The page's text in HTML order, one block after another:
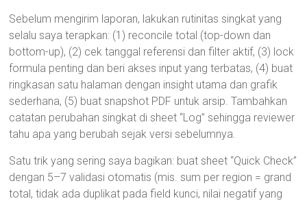
Sebelum mengirim laporan, lakukan rutinitas singkat yang
selalu saya terapkan: (1) reconcile total (top-down dan
bottom-up), (2) cek tanggal referensi dan filter aktif, (3) lock
formula penting dan beri akses input yang terbatas, (4) buat
ringkasan satu halaman dengan insight utama dan grafik
sederhana, (5) buat snapshot PDF untuk arsip. Tambahkan
catatan perubahan singkat di sheet “Log” sehingga reviewer
tahu apa yang berubah sejak versi sebelumnya.
Satu trik yang sering saya bagikan: buat sheet “Quick Check”
dengan 5–7 validasi otomatis (mis. sum per region = grand
total, tidak ada duplikat pada field kunci, nilai negatif yang